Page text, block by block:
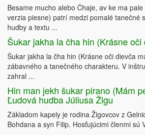
Besame mucho alebo Čhaje, av ke ma
verzia piesne) patrí medzi pomalé tanečné
hudby a textu ...
Šukar jakha la čha hin (Krásne oči
Šukar jakha la čha hin (Krásne oči dievča
zábavného a tanečného charakteru. V
zahral ...
Hin man jekh šukar pirano (Mám
Ľudová hudba Júliusa Žigu
Základom kapely je rodina Žigovcov z
Bohdana a syn Filip. Hosťujúcimi členmi sú